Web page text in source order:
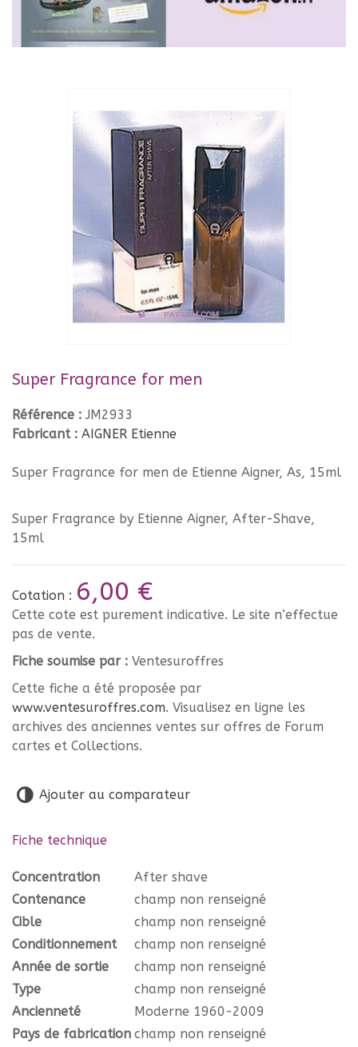
Super Fragrance for men
Référence : JM2933
Fabricant : AIGNER Etienne
Super Fragrance for men de Etienne Aigner, As, 15ml
Super Fragrance by Etienne Aigner, After-Shave,
15ml
Cotation : 6,00 €
Cette cote est purement indicative. Le site n’effectue
pas de vente.
Fiche soumise par : Ventesuroffres
Cette fiche a été proposée par
www.ventesuroffres.com. Visualisez en ligne les
archives des anciennes ventes sur offres de Forum
cartes et Collections.
Ajouter au comparateur
Fiche technique
Concentration
After shave
Contenance
champ non renseigné
Cible
champ non renseigné
Conditionnement
champ non renseigné
Année de sortie
champ non renseigné
Type
champ non renseigné
Ancienneté
Moderne 1960-2009
Pays de fabrication champ non renseigné